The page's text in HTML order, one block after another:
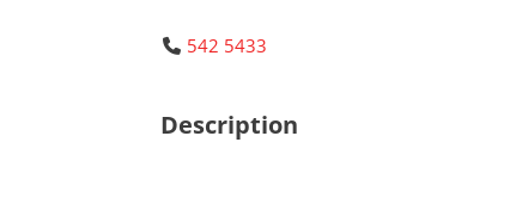
542 5433
Description